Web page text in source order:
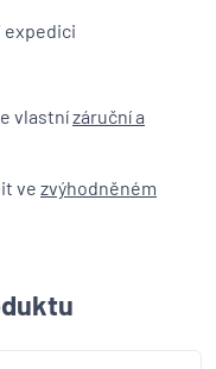
expedici
vlastnízáruční a
ve zvýhodněném